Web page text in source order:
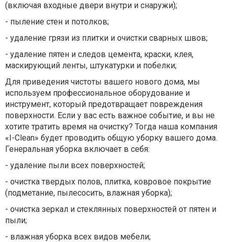
(включая входные двери внутри и снаружи);
- пыление стен и потолков;
- удаление грязи из плитки и очистки сварных швов;
- удаление пятен и следов цемента, краски, клея,
маскирующий ленты, штукатурки и побелки;
Для приведения чистоты вашего нового дома, мы
используем профессиональное оборудование и
инструмент, который предотвращает повреждения
поверхности. Если у вас есть важное событие, и вы не
хотите тратить время на очистку? Тогда наша компания
«I-Clean» будет проводить общую уборку вашего дома.
Генеральная уборка включает в себя:
- удаление пыли всех поверхностей;
- очистка твердых полов, плитка, ковровое покрытие
(подметание, пылесосить, влажная уборка);
- очистка зеркал и стеклянных поверхностей от пятен и
пыли;
- влажная уборка всех видов мебели;